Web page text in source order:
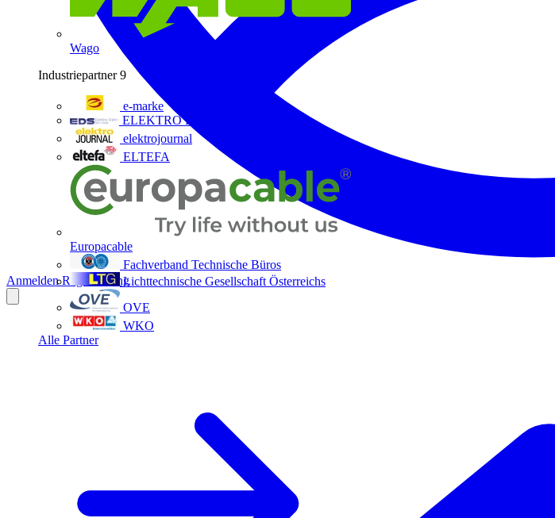
Wago
Industriepartner 9
e-marke
ELEKTRO Daten Serviceges
elektrojournal
ELTEFA
Europacable
Fachverband Technische Büros
Lichttechnische Gesellschaft Österreichs
OVE
WKO
Alle Partner
AnmeldenRegistrierung